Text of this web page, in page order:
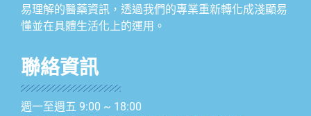
易理解的醫藥資訊，透過我們的專業重新轉化成淺顯易
懂並在具體生活化上的運用。
聯絡資訊
週一至週五 9:00 ~ 18:00